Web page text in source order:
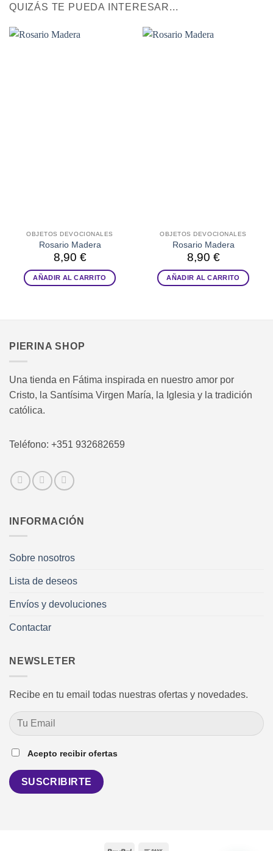
QUIZÁS TE PUEDA INTERESAR...
OBJETOS DEVOCIONALES
Rosario Madera
8,90 €
AÑADIR AL CARRITO
OBJETOS DEVOCIONALES
Rosario Madera
8,90 €
AÑADIR AL CARRITO
PIERINA SHOP
Una tienda en Fátima inspirada en nuestro amor por
Cristo, la Santísima Virgen María, la Iglesia y la tradición
católica.
Teléfono: +351 932682659
INFORMACIÓN
Sobre nosotros
Lista de deseos
Envíos y devoluciones
Contactar
NEWSLETER
Recibe en tu email todas nuestras ofertas y novedades.
Acepto recibir ofertas